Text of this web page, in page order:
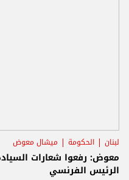
لبنان الحكومة ميشال معوض
معوض: رفعوا شعارات
الرئيس الفرنسي